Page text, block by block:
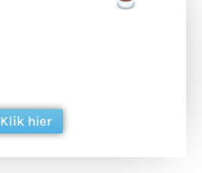
Klik hier